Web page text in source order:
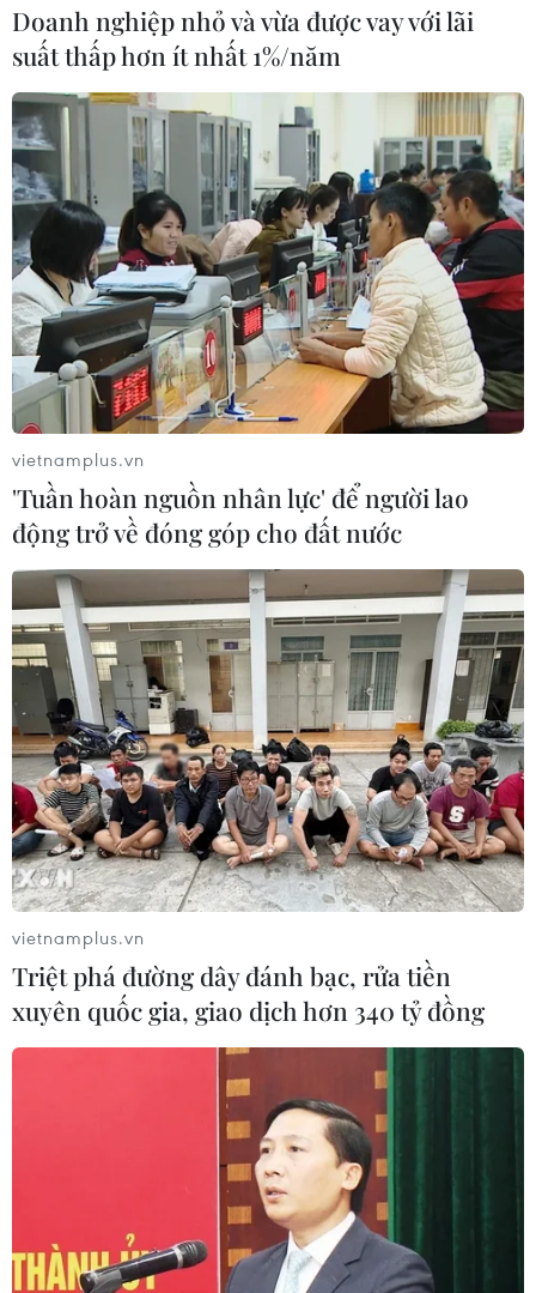
Thông tin mới nhất của kênh Newsfirst Sri Lanka cho biết
có ít nhất 160 người bị thiệt mạng trong các vụ nổ xảy ra
sáng 21/4 tại các nhà thờ và khách sạn ở Sri Lanka.
Sria Lanka lại xảy ra vụ nổ thứ bảy gần thủ
đô Colombo
21/04/2019 09:07
Theo hãng tin Reuters, cảnh sát Sria Lanka cho biết đã
xảy ra vụ nổ thứ bảy tại khu vực Dehiwela, gần thủ đô
Colombo của nước này.
Sri Lanka tiếp tục rúng động với vụ nổ thứ
8 liên tiếp trong ngày
Vụ nổ thứ 8 liên tiếp trong ngày 21/4 xảy ra tại thủ đô
Doanh nghiệp nhỏ và vừa được vay với lãi
suất thấp hơn ít nhất 1%/năm
vietnamplus.vn
'Tuần hoàn nguồn nhân lực' để người lao
động trở về đóng góp cho đất nước
vietnamplus.vn
Triệt phá đường dây đánh bạc, rửa tiền
xuyên quốc gia, giao dịch hơn 340 tỷ đồng